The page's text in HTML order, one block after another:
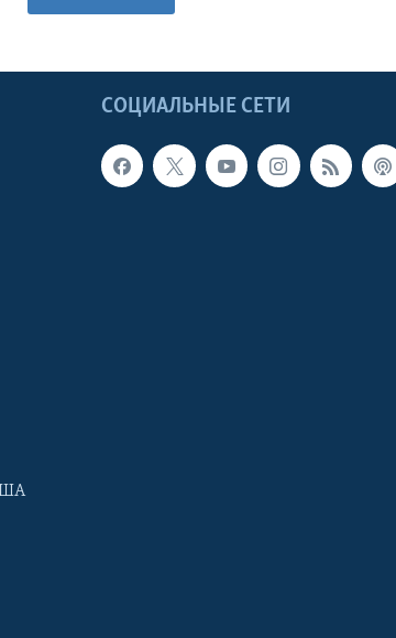
СОЦИАЛЬНЫЕ СЕТИ